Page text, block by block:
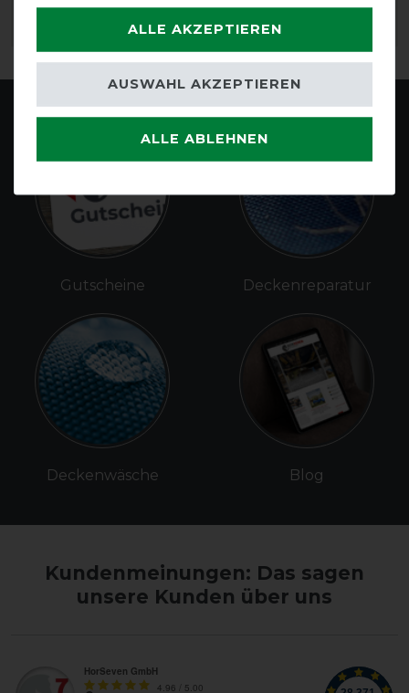
ARTIKEL MERKEN ARTIKEL MERKEN
Gutscheine
Deckenwäsche
Deckenreparatur
Blog
Kundenmeinungen: Das sagen
unsere Kunden über uns
ALLE AKZEPTIEREN
ALLE ABLEHNEN
AUSWAHL AKZEPTIEREN